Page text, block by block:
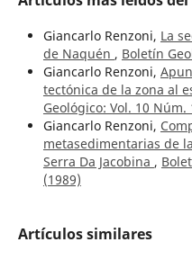
Giancarlo Renzoni, La
de Naquén , Boletín
Giancarlo Renzoni,
tectónica de la zona al
Geológico: Vol. 10 Núm.
Giancarlo Renzoni,
metasedimentarias de
Serra Da Jacobina ,
(1989)
Artículos similares